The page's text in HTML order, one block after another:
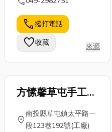
call撥打電話
favorite收藏 來源
方愫馨草屯手工麻
location_on
南投縣草屯鎮太平路一
段123巷192號(工廠)